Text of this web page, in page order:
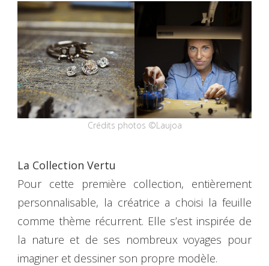
Crédits photos ©Laujoa
La Collection Vertu
Pour cette première collection, entièrement
personnalisable, la créatrice a choisi la feuille
comme thème récurrent. Elle s’est inspirée de
la nature et de ses nombreux voyages pour
imaginer et dessiner son propre modèle.